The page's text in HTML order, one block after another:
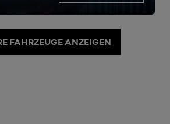
FAHRZEUGE ANZEIGEN